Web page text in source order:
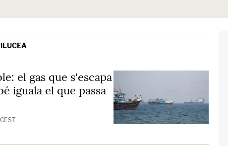
el gas que s'escapa
iguala el que passa